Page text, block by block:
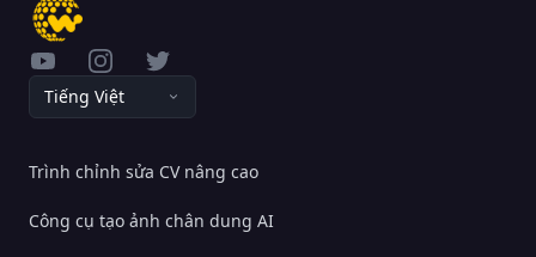
YouTubeInstagramTwitter
Tiếng Việt
Trình chỉnh sửa CV nâng cao
Công cụ tạo ảnh chân dung AI